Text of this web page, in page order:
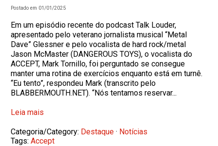
Postado em 01/01/2025
Em um episódio recente do podcast Talk Louder,
apresentado pelo veterano jornalista musical “Metal
Dave” Glessner e pelo vocalista de hard rock/metal
Jason McMaster (DANGEROUS TOYS), o vocalista do
ACCEPT, Mark Tornillo, foi perguntado se consegue
manter uma rotina de exercícios enquanto está em turnê.
“Eu tento”, respondeu Mark (transcrito pelo
BLABBERMOUTH.NET). “Nós tentamos reservar...
Leia mais
Categoria/Category: Destaque · Notícias
Tags:Accept